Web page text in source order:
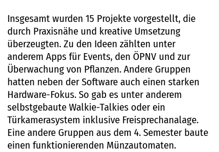
Insgesamt wurden 15 Projekte vorgestellt, die
durch Praxisnähe und kreative Umsetzung
überzeugten. Zu den Ideen zählten unter
anderem Apps für Events, den ÖPNV und zur
Überwachung von Pflanzen. Andere Gruppen
hatten neben der Software auch einen starken
Hardware-Fokus. So gab es unter anderem
selbstgebaute Walkie-Talkies oder ein
Türkamerasystem inklusive Freisprechanalage.
Eine andere Gruppen aus dem 4. Semester baute
einen funktionierenden Münzautomaten.